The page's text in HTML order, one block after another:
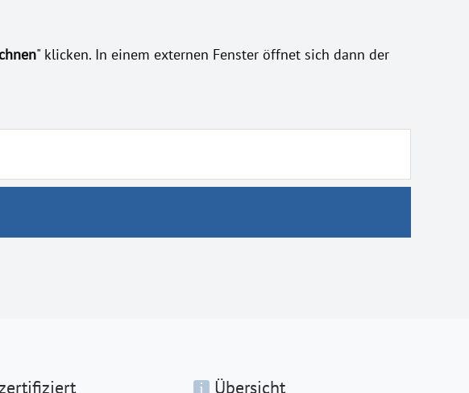
" klicken. In einem externen Fenster öffnet sich dann der
Übersicht